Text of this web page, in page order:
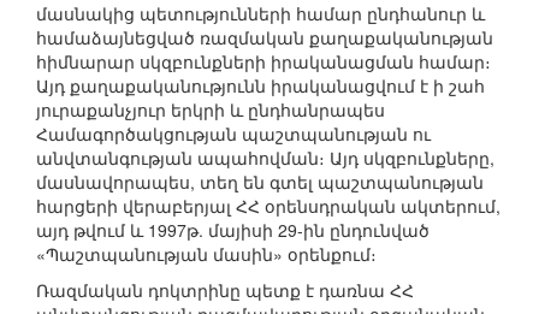
մասնակից պետությունների համար ընդհանուր և
համաձայնեցված ռազմական քաղաքականության
հիմնարար սկզբունքների իրականացման համար։
Այդ քաղաքականությունն իրականացվում է ի շահ
յուրաքանչյուր երկրի և ընդհանրապես
Համագործակցության պաշտպանության ու
անվտանգության ապահովման։ Այդ սկզբունքները,
մասնավորապես, տեղ են գտել պաշտպանության
հարցերի վերաբերյալ ՀՀ օրենսդրական ակտերում,
այդ թվում և 1997թ. մայիսի 29-ին ընդունված
«Պաշտպանության մասին» օրենքում։
Ռազմական դոկտրինը պետք է դառնա ՀՀ